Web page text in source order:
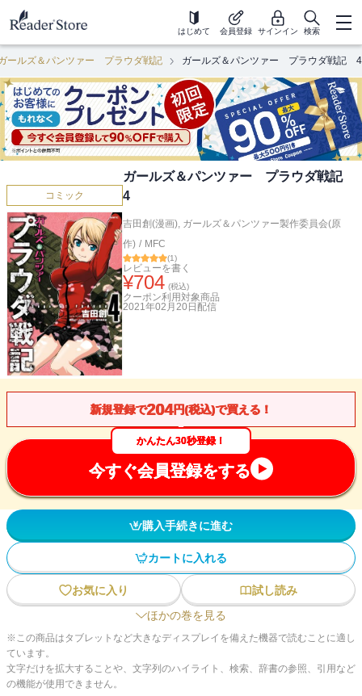
はじめて 会員登録 サインイン 検索
ールズ＆パンツァー プラウダ戦記 ガールズ＆パンツァー プラウダ戦記 4
コミック
ガールズ＆パンツァー プラウダ戦記
4
吉田創(漫画), ガールズ＆パンツァー製作委員会(原
作) / MFC
(1)
レビューを書く
¥704 (税込)
クーポン利用対象商品
2021年02月20日 配信
新規登録で204円(税込)で買える！
かんたん30秒登録！
今すぐ会員登録をする
購入手続きに進む
カートに入れる
お気に入り
試し読み
ほかの巻を見る
※この商品はタブレットなど大きなディスプレイを備えた機器で読むことに適し
ています。
文字だけを拡大することや、文字列のハイライト、検索、辞書の参照、引用など
の機能が使用できません。